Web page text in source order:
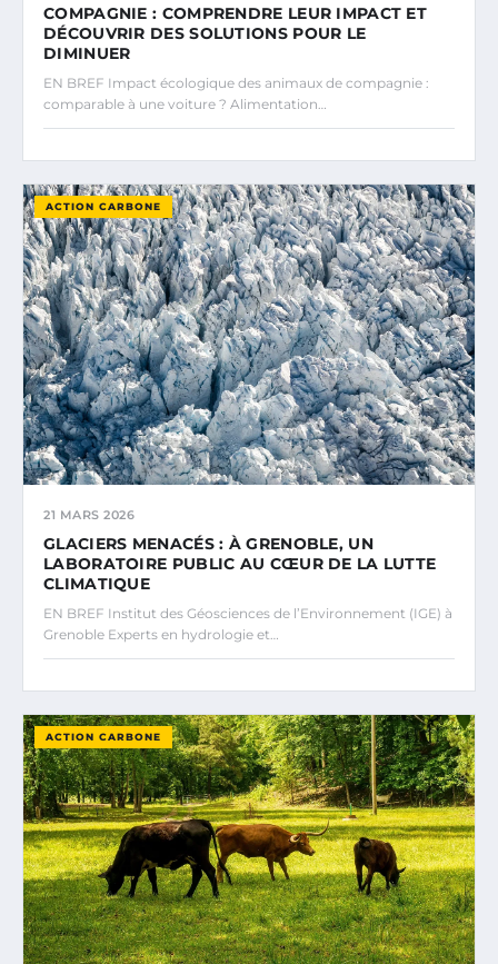
COMPAGNIE : COMPRENDRE LEUR IMPACT ET
DÉCOUVRIR DES SOLUTIONS POUR LE
DIMINUER
EN BREF Impact écologique des animaux de compagnie :
comparable à une voiture ? Alimentation…
ACTION CARBONE
21 MARS 2026
GLACIERS MENACÉS : À GRENOBLE, UN
LABORATOIRE PUBLIC AU CŒUR DE LA LUTTE
CLIMATIQUE
EN BREF Institut des Géosciences de l’Environnement (IGE) à
Grenoble Experts en hydrologie et…
ACTION CARBONE